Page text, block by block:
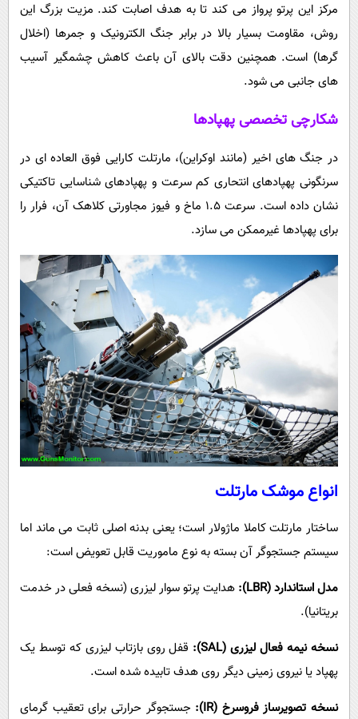
مرکز این پرتو پرواز می کند تا به هدف اصابت کند. مزیت بزرگ این
روش، مقاومت بسیار بالا در برابر جنگ الکترونیک و جمرها (اخلال
گرها) است. همچنین دقت بالای آن باعث کاهش چشمگیر آسیب
های جانبی می شود.
شکارچی تخصصی پهپادها
در جنگ های اخیر (مانند اوکراین)، مارتلت کارایی فوق العاده ای در
سرنگونی پهپادهای انتحاری کم سرعت و پهپادهای شناسایی تاکتیکی
نشان داده است. سرعت 1.5 ماخ و فیوز مجاورتی کلاهک آن، فرار را
برای پهپادها غیرممکن می سازد.
انواع موشک مارتلت
ساختار مارتلت کاملا ماژولار است؛ یعنی بدنه اصلی ثابت می ماند اما
سیستم جستجوگر آن بسته به نوع ماموریت قابل تعویض است:
مدل استاندارد (LBR
): هدایت پرتو سوار لیزری (نسخه فعلی در خدمت
بریتانیا).
نسخه نیمه فعال لیزری (SAL
): قفل روی بازتاب لیزری که توسط یک
پهپاد یا نیروی زمینی دیگر روی هدف تابیده شده است.
نسخه تصویرساز فروسرخ (IR
): جستجوگر حرارتی برای تعقیب گرمای